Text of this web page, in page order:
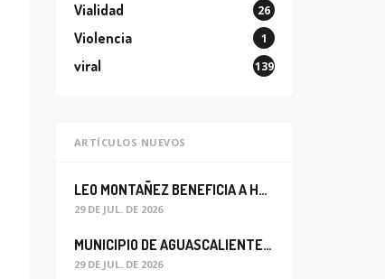
Vialidad 26
Violencia 1
viral 139
ARTÍCULOS NUEVOS
LEO MONTAÑEZ BENEFICIA A HABITANTES DEL BARRIO DE LA SALUD CON MEJORA DEL ALCANTARILLADO SANITARIO
29 DE JUL. DE 2026
MUNICIPIO DE AGUASCALIENTES REABRE CIRCULACIÓN VEHICULAR EN LA CALLE JOSEFA ORTIZ DE DOMÍNGUEZ
29 DE JUL. DE 2026